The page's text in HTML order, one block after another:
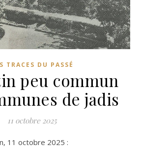
TRACES DU PASSÉ
peu commun
de jadis
11 octobre 2025
11 octobre 2025 :